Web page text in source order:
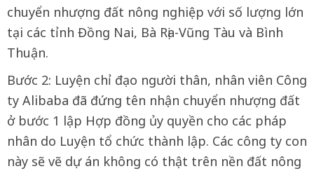
chuyển nhượng đất nông nghiệp với số lượng lớn
tại các tỉnh Đồng Nai, Bà Rịa-Vũng Tàu và Bình
Thuận.
Bước 2: Luyện chỉ đạo người thân, nhân viên Công
ty Alibaba đã đứng tên nhận chuyển nhượng đất
ở bước 1 lập Hợp đồng ủy quyền cho các pháp
nhân do Luyện tổ chức thành lập. Các công ty con
này sẽ vẽ dự án không có thật trên nền đất nông